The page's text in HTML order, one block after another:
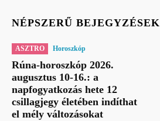
NÉPSZERŰ BEJEGYZÉSEK
ASZTRO Horoszkóp
Rúna-horoszkóp 2026.
augusztus 10-16.: a
napfogyatkozás hete 12
csillagjegy életében indíthat
el mély változásokat